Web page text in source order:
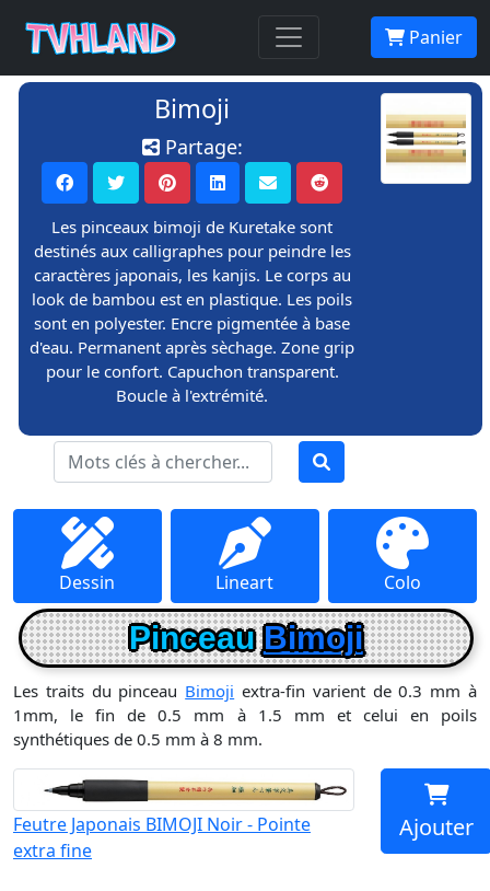
Panier
Bimoji
Partage:
Les pinceaux bimoji de Kuretake sont
destinés aux calligraphes pour peindre les
caractères japonais, les kanjis. Le corps au
look de bambou est en plastique. Les poils
sont en polyester. Encre pigmentée à base
d'eau. Permanent après sèchage. Zone grip
pour le confort. Capuchon transparent.
Boucle à l'extrémité.
Dessin Lineart Colo
PinceauBimoji
Les traits du pinceau Bimoji extra-fin varient de 0.3 mm à
1mm, le fin de 0.5 mm à 1.5 mm et celui en poils
synthétiques de 0.5 mm à 8 mm.
Feutre Japonais BIMOJI Noir - Pointe
extra fine
Ajouter